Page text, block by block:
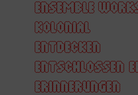
ENSEMBLE
KOLONIAL
ENTDECKEN
ENTSCHLOSSEN
ERINNERUNGEN